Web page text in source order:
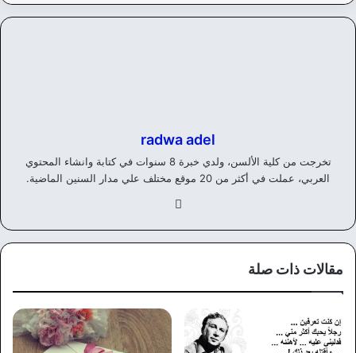
radwa adel
تخرجت من كلية الألسن، ولدي خبرة 8 سنوات في كتابة وانشاء المحتوي
العربي، عملت في أكثر من 20 موقع مختلف علي مدار السنين الماضية.
وك
مقالات ذات صلة